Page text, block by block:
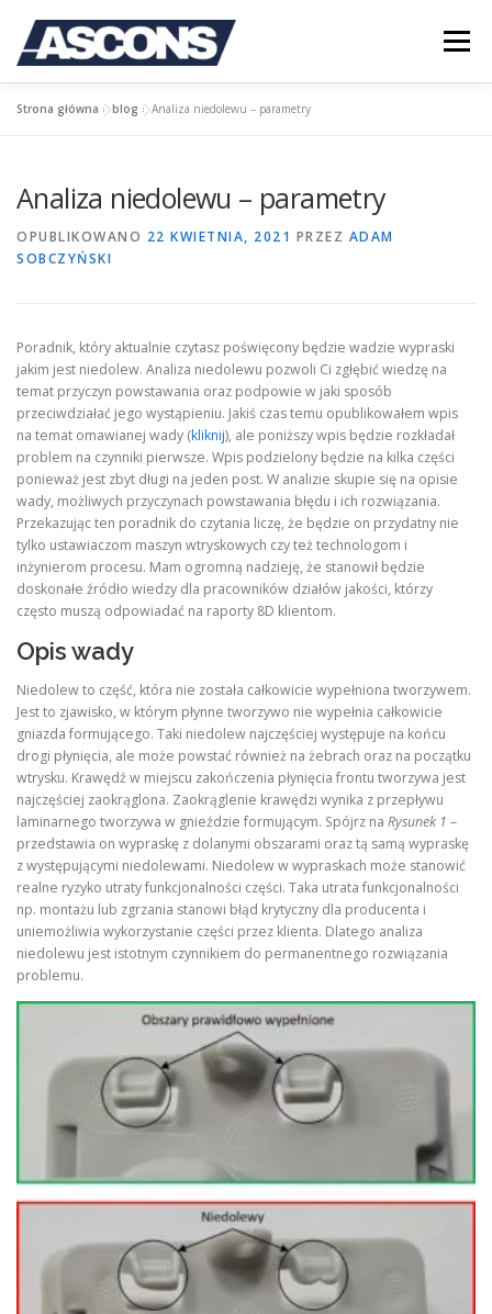
treści
Menu
BLOG KONTAKT LOGOWANIE
Strona główna »blog »Analiza niedolewu – parametry
Analiza niedolewu – parametry
OPUBLIKOWANO 22 KWIETNIA, 2021 PRZEZ ADAM
SOBCZYŃSKI
Poradnik, który aktualnie czytasz poświęcony będzie wadzie wypraski
jakim jest niedolew. Analiza niedolewu pozwoli Ci zgłębić wiedzę na
temat przyczyn powstawania oraz podpowie w jaki sposób
przeciwdziałać jego wystąpieniu. Jakiś czas temu opublikowałem wpis
na temat omawianej wady (kliknij), ale poniższy wpis będzie rozkładał
problem na czynniki pierwsze. Wpis podzielony będzie na kilka części
ponieważ jest zbyt długi na jeden post. W analizie skupie się na opisie
wady, możliwych przyczynach powstawania błędu i ich rozwiązania.
Przekazując ten poradnik do czytania liczę, że będzie on przydatny nie
tylko ustawiaczom maszyn wtryskowych czy też technologom i
inżynierom procesu. Mam ogromną nadzieję, że stanowił będzie
doskonałe źródło wiedzy dla pracowników działów jakości, którzy
często muszą odpowiadać na raporty 8D klientom.
Opis wady
Niedolew to część, która nie została całkowicie wypełniona tworzywem.
Jest to zjawisko, w którym płynne tworzywo nie wypełnia całkowicie
gniazda formującego. Taki niedolew najczęściej występuje na końcu
drogi płynięcia, ale może powstać również na żebrach oraz na początku
wtrysku. Krawędź w miejscu zakończenia płynięcia frontu tworzywa jest
najczęściej zaokrąglona. Zaokrąglenie krawędzi wynika z przepływu
laminarnego tworzywa w gnieździe formującym. Spójrz na Rysunek 1 –
przedstawia on wypraskę z dolanymi obszarami oraz tą samą wypraskę
z występującymi niedolewami. Niedolew w wypraskach może stanowić
realne ryzyko utraty funkcjonalności części. Taka utrata funkcjonalności
np. montażu lub zgrzania stanowi błąd krytyczny dla producenta i
uniemożliwia wykorzystanie części przez klienta. Dlatego analiza
niedolewu jest istotnym czynnikiem do permanentnego rozwiązania
problemu.